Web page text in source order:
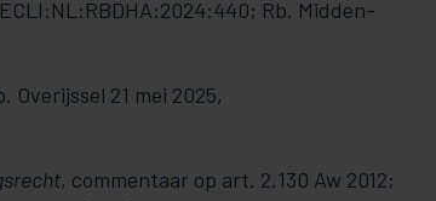
Rb. Midden-
Overijssel 21 mei 2025,
, commentaar op art. 2.130 Aw 2012;